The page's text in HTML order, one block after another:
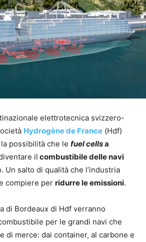
elettrotecnica svizzero-
Hydrogène de France (Hdf)
possibilità che le fuel cellsa
il combustibile delle navi
Un salto di qualità che l’industria
compiere per ridurre le emissioni.
di Bordeaux di Hdf verranno
per le grandi navi che
di merce: dai container, al carbone e